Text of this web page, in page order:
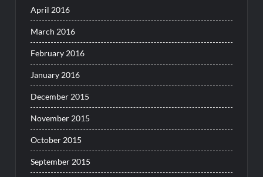
April 2016
March 2016
February 2016
January 2016
December 2015
November 2015
October 2015
September 2015